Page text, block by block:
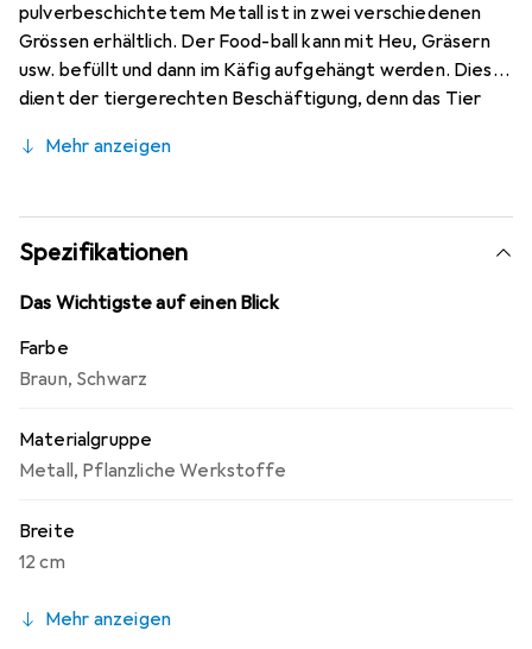
pulverbeschichtetem Metall ist in zwei verschiedenen
Grössen erhältlich. Der Food-ball kann mit Heu, Gräsern
usw. befüllt und dann im Käfig aufgehängt werden. Dies
dient der tiergerechten Beschäftigung, denn das Tier
das Futter auch vor Kot und Urin geschützt. Eine
Mehr anzeigen
Spezifikationen
Das Wichtigste auf einen Blick
Farbe
Braun, Schwarz
Materialgruppe
Metall, Pflanzliche Werkstoffe
Breite
12 cm
Mehr anzeigen